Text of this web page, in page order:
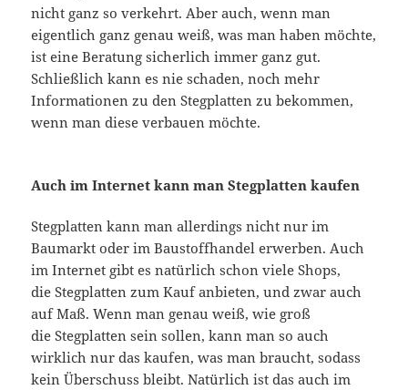
nicht ganz so verkehrt. Aber auch, wenn man
eigentlich ganz genau weiß, was man haben möchte,
ist eine Beratung sicherlich immer ganz gut.
Schließlich kann es nie schaden, noch mehr
Informationen zu den Stegplatten zu bekommen,
wenn man diese verbauen möchte.
Auch im Internet kann man Stegplatten kaufen
Stegplatten kann man allerdings nicht nur im
Baumarkt oder im Baustoffhandel erwerben. Auch
im Internet gibt es natürlich schon viele Shops,
die Stegplatten zum Kauf anbieten, und zwar auch
auf Maß. Wenn man genau weiß, wie groß
die Stegplatten sein sollen, kann man so auch
wirklich nur das kaufen, was man braucht, sodass
kein Überschuss bleibt. Natürlich ist das auch im